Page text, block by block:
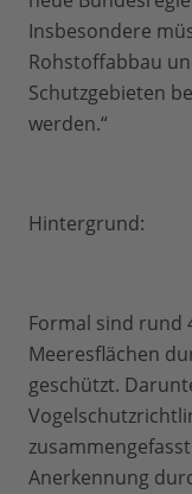
Insbesondere
Rohstoffabbau
Schutzgebieten
werden.“
Hintergrund:
Formal sind rund
Meeresflächen
geschützt.
Anerkennung